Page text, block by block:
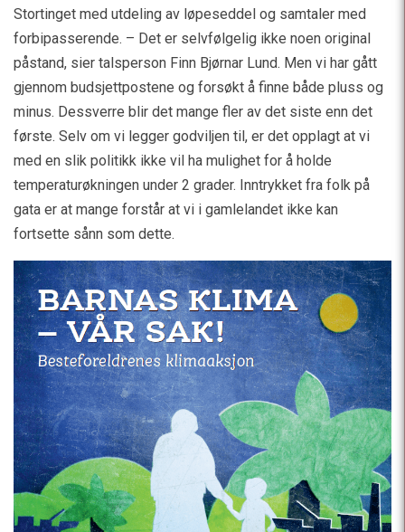
Stortinget med utdeling av løpeseddel og samtaler med
forbipasserende. – Det er selvfølgelig ikke noen original
påstand, sier talsperson Finn Bjørnar Lund. Men vi har gått
gjennom budsjettpostene og forsøkt å finne både pluss og
minus. Dessverre blir det mange fler av det siste enn det
første. Selv om vi legger godviljen til, er det opplagt at vi
med en slik politikk ikke vil ha mulighet for å holde
temperaturøkningen under 2 grader. Inntrykket fra folk på
gata er at mange forstår at vi i gamlelandet ikke kan
fortsette sånn som dette.